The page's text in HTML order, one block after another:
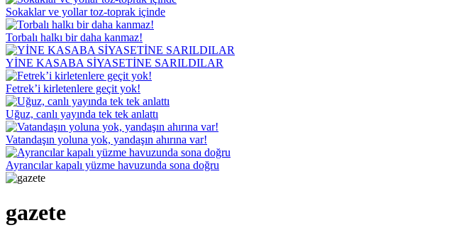
Sokaklar ve yollar toz-toprak içinde
Torbalı halkı bir daha kanmaz!
YİNE KASABA SİYASETİNE SARILDILAR
Fetrek’i kirletenlere geçit yok!
Uğuz, canlı yayında tek tek anlattı
Vatandaşın yoluna yok, yandaşın ahırına var!
Ayrancılar kapalı yüzme havuzunda sona doğru
gazete